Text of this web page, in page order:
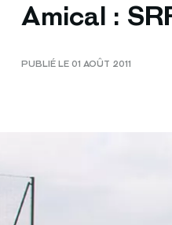
Amical :
PUBLIÉ LE 01 AOÛT 2011